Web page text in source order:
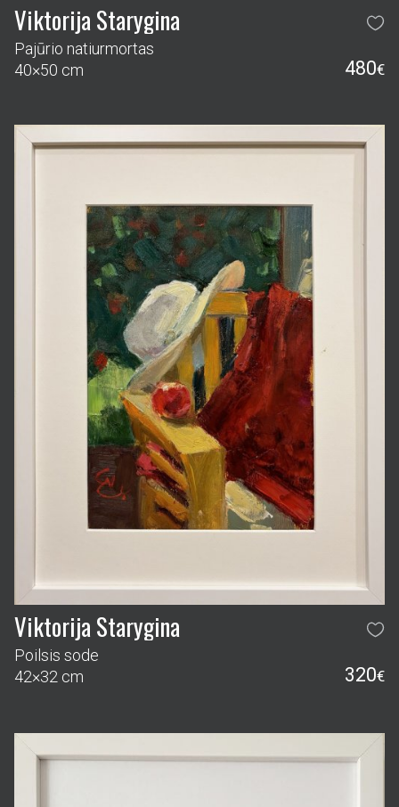
Viktorija Starygina
Pajūrio natiurmortas
40×50 cm
480€
Viktorija Starygina
Poilsis sode
42×32 cm
320€